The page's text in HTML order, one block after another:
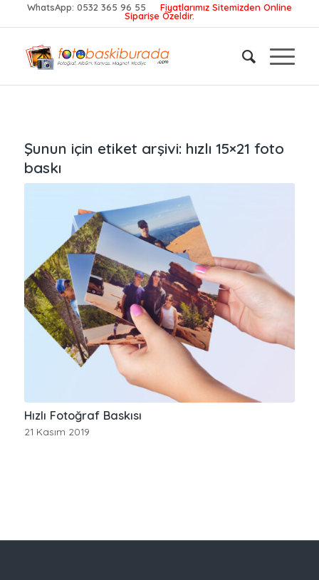
WhatsApp: 0532 365 96 55 Fiyatlarımız Sitemizden Online
Siparişe Özeldir.
Şunun için etiket arşivi: hızlı 15×21 foto
baskı
Hızlı Fotoğraf Baskısı
21 Kasım 2019